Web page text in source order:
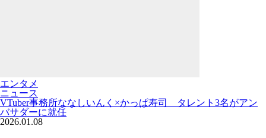
エンタメ
ニュース
VTuber事務所ななしいんく×かっぱ寿司 タレント3名がアン
バサダーに就任
2026.01.08